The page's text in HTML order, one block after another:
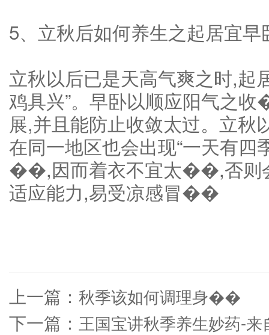
5、立秋后如何养生之起居宜早
立秋以后已是天高气爽之时,
鸡具兴”。早卧以顺应阳气之
展,并且能防止收敛太过。立
在同一地区也会出现“一天有
��,因而着衣不宜太��,否则
适应能力,易受凉感冒��
上一篇： 秋季该如何调理身��
下一篇： 王国宝讲秋季养生妙药-